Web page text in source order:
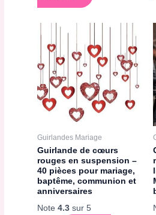
Guirlandes Mariage
Guirlande de cœurs
rouges en suspension –
40 pièces pour mariage,
baptême, communion et
anniversaires
Note4.3 sur 5